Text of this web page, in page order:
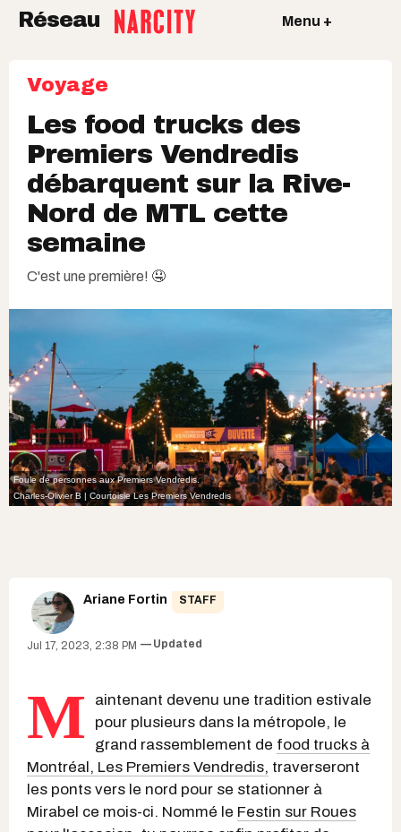
Réseau Menu +
Voyage
Les food trucks des
Premiers Vendredis
débarquent sur la Rive-
Nord de MTL cette
semaine
C'est une première! 🤤
Foule de personnes aux Premiers Vendredis.
Charles-Olivier B | Courtoisie Les Premiers Vendredis
Ariane Fortin STAFF
Jul 17, 2023, 2:38 PM Updated
M
aintenant devenu une tradition estivale
pour plusieurs dans la métropole, le
grand rassemblement de food trucks à
Montréal, Les Premiers Vendredis, traverseront
les ponts vers le nord pour se stationner à
Mirabel ce mois-ci. Nommé le Festin sur Roues